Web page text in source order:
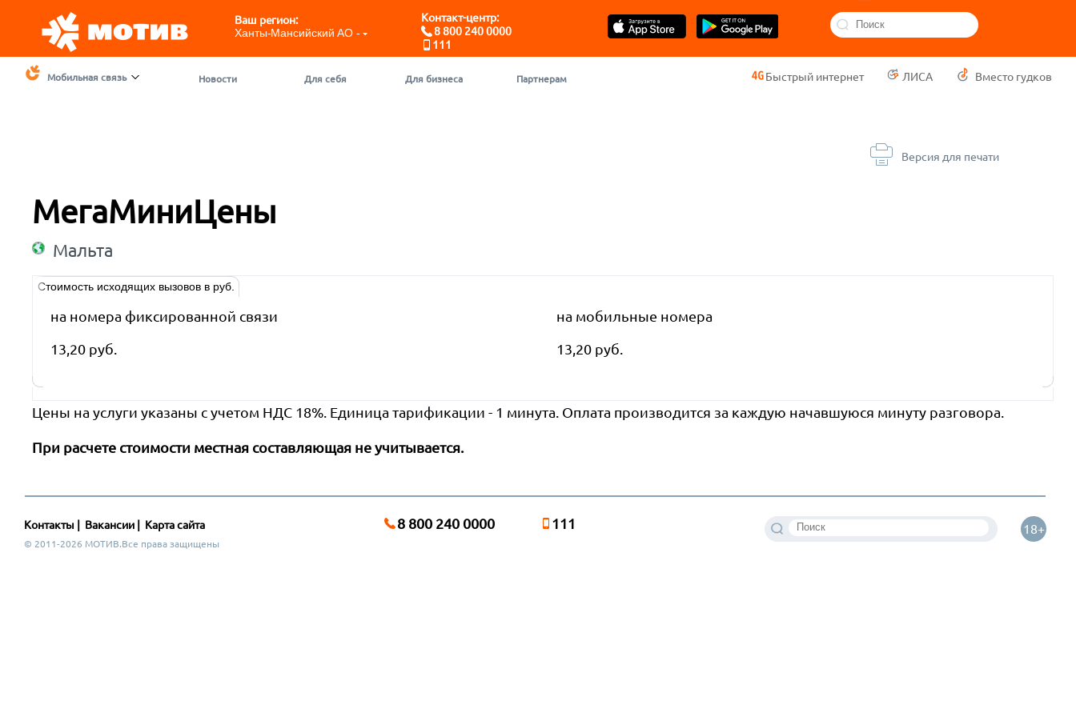
Ваш регион:
Ханты-Мансийский АО - ЮГРА
Контакт-центр:
8 800 240 0000
111
Быстрый интернет ЛИСА Вместо гудков
Мобильная связь Новости Для себя Для бизнеса Партнерам
Версия для печати
МегаМиниЦены
Мальта
Стоимость исходящих вызовов в руб.
на номера фиксированной связи на мобильные номера
13,20 руб. 13,20 руб.
Цены на услуги указаны с учетом НДС 18%. Единица тарификации - 1 минута. Оплата производится за каждую начавшуюся минуту разговора.
При расчете стоимости местная составляющая не учитывается.
Контакты Вакансии Карта сайта 8 800 240 0000 111 18+
© 2011-2026 МОТИВ.Все права защищены